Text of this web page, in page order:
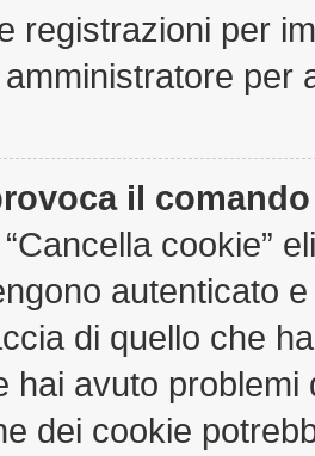
registrazioni per
per
il
cookie”
autenticato
di quello che
hai avuto
dei cookie